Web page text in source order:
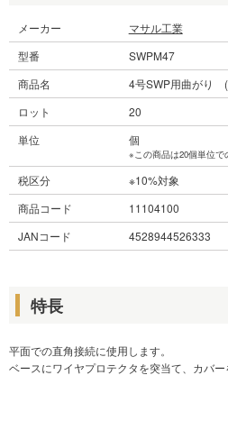
メーカー
マサル工業
型番
SWPM47
商品名
4号SWP用曲がり
ロット
20
単位
個
※この商品は20個単位で
税区分
※10%対象
商品コード
11104100
JANコード
4528944526333
特長
平面での直角接続に使用します。
ベースにワイヤプロテクタを突当て、カバー